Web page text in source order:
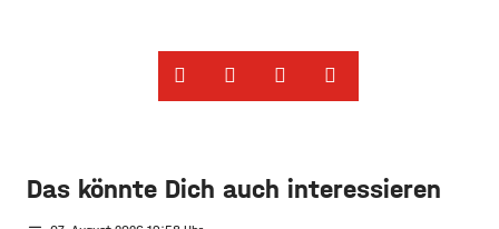
Das könnte Dich auch interessieren